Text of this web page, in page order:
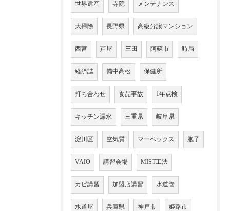
世界遺産 寺院 メンテナンス
大掃除 長野県 高級分譲マンション
西宮 芦屋 三田 阿蘇市 時局
経済誌 備中高松 保健所
打ち合わせ 食品事故 1年点検
キッチン漏水 三重県 岐阜県
淀川区 空気質 マーベックス 胞子
VAIO 講習会場 MIST工法
カビ講習 加盟店講習 水道管
水道屋 兵庫県 神戸市 姫路市